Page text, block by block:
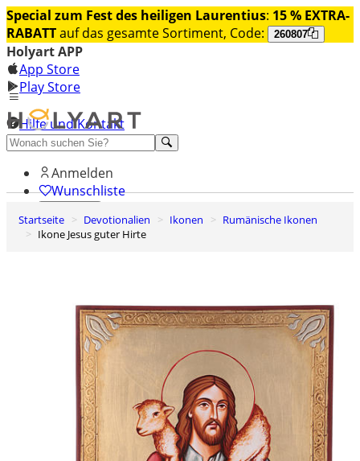
Special zum Fest des heiligen Laurentius: 15 % EXTRA-
RABATTauf das gesamte Sortiment, Code: 260807
Holyart APP
App Store
Play Store
Hilfe und Kontakt
Entdecken Sie Premium
Anmelden
Wunschliste
0
Warenkorb
Startseite Devotionalien Ikonen
Rumänische Ikonen
Ikone Jesus guter Hirte